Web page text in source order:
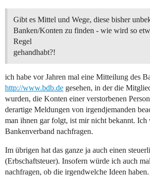
Gibt es Mittel und Wege, diese bisher
Banken/Konten zu finden - wie wird so
Regel
gehandhabt?!
ich habe vor Jahren mal eine Mitteilung des
http://www.bdb.de gesehen, in der die
wurden, die Konten einer verstorbenen
derartige Meldungen von irgendjemanden
man ihnen gar folgt, ist mir nicht bekannt. Ich
Bankenverband nachfragen.
Im übrigen hat das ganze ja auch einen
(Erbschaftsteuer). Insofern würde ich auch
nachfragen, ob die irgendwelche Ideen